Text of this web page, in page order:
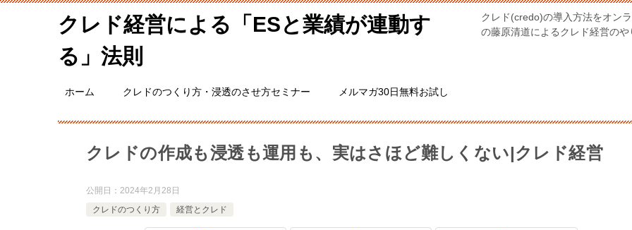
クレド経営による「ESと業績が連動す
る」法則
クレド(credo)の導入方法をオン
の藤原清道によるクレド経営の
ホーム クレドのつくり方・浸透のさせ方セミナー メルマガ30日無料お試し
クレドの作成も浸透も運用も、実はさほど難しくない|クレド経営
公開日： 2024年2月28日
クレドのつくり方
経営とクレド